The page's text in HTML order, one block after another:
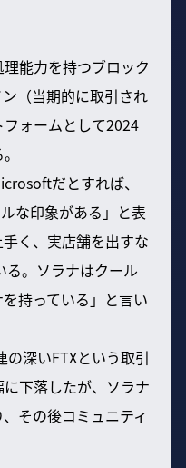
能力を持つブロック
（当期的に取引され
ォームとして2024
だとすれば、
な印象がある」と表
く、実店舗を出すな
る。ソラナはクール
持っている」と言い
深いFTXという取引
下落したが、ソラナ
その後コミュニティ